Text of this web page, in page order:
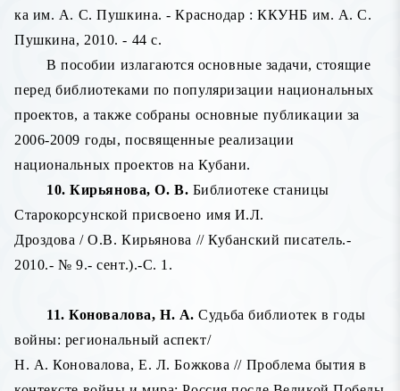
ка им. А. С. Пушкина. - Краснодар : ККУНБ им. А. С.
Пушкина, 2010. - 44 с.
В пособии излагаются основные задачи, стоящие
перед библиотеками по популяризации национальных
проектов, а также собраны основные публикации за
2006-2009 годы, посвященные реализации
национальных проектов на Кубани.
10. Кирьянова, О. В. Библиотеке станицы
Старокорсунской присвоено имя И.Л.
Дроздова / О.В. Кирьянова // Кубанский писатель.-
2010.- № 9.- сент.).-С. 1.
11. Коновалова, Н. А. Судьба библиотек в годы
войны: региональный аспект/
Н. А. Коновалова, Е. Л. Божкова // Проблема бытия в